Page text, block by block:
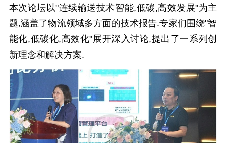
本次论坛以"连续输送技术智能,低碳,高效发展"为主
题,涵盖了物流领域多方面的技术报告.专家们围绕"智
能化,低碳化,高效化"展开深入讨论,提出了一系列创
新理念和解决方案.